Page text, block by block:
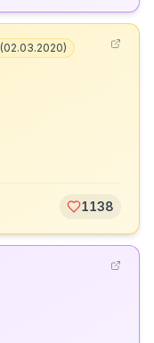
(02.03.2020)
1138